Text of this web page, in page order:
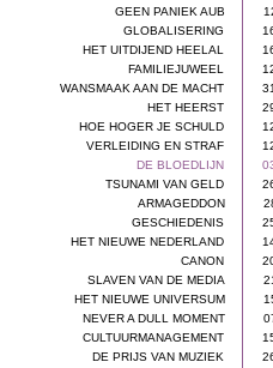
GEEN PANIEK AUB
GLOBALISERING
HET UITDIJEND HEELAL
FAMILIEJUWEEL
WANSMAAK AAN DE MACHT
HET HEERST
HOE HOGER JE SCHULD
VERLEIDING EN STRAF
DE BLOEDLIJN
TSUNAMI VAN GELD
ARMAGEDDON
GESCHIEDENIS
HET NIEUWE NEDERLAND
CANON
SLAVEN VAN DE MEDIA
HET NIEUWE UNIVERSUM
NEVER A DULL MOMENT
CULTUURMANAGEMENT
DE PRIJS VAN MUZIEK